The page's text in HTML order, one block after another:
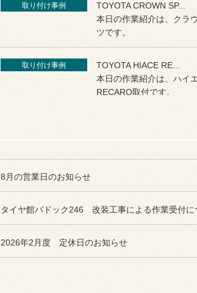
取り付け事例
TOYOTA CROWN SP...
本日の作業紹介は、クラ
ツです。
取り付け事例
TOYOTA HIACE RE...
本日の作業紹介は、ハイ
RECARO取付です。
＊運転席のみサウンドエ
イアです。
取り付け事例
TOYOTA GR86 ZN8 ...
本日の作業紹介は、
8月の営業日のお知らせ
タイヤ館パドック246 改装工事による作業受付に
2026年2月度 定休日のお知らせ